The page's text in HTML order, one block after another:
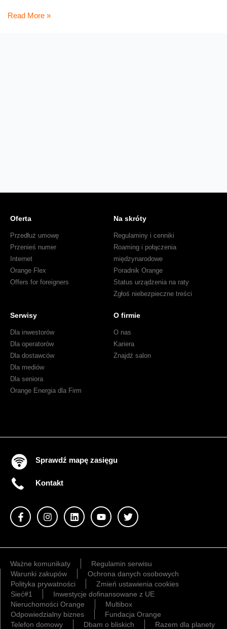
Od
Read More »
Oferta
Przedłuż umowę
Przenieś numer
Internet
Orange Flex
Offers for foreigners
Na skróty
Regulaminy i cenniki
Roaming i połączenia
międzynarodowe
Poradnik Orange
Status urządzenia na raty
Zgłoś niebezpieczne treści
Serwisy
Dla inwestorów
Dla operatorów
Dla dostawców
Dla mediów
Dla seniora
Orange Energia dla Firm
O firmie
O nas
Kariera
Znajdź salon
Sprawdź mapę zasięgu
Kontakt
Ważne komunikaty
Regulamin serwisu
Warunki zakupów
Ochrona danych osobowych
Polityka prywatności
Zmień ustawienia cookies
Sieć#1
Inwestycje dofinansowane z UE
Nieruchomości Orange
Multibox
Odpowiedzialny biznes
Fundacja Orange
Telefon domowy
Dbam o bliskich Razem dla planety